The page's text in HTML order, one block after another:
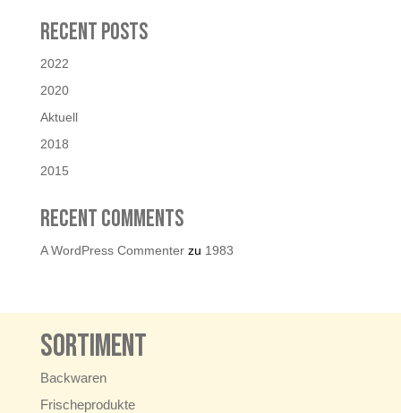
Recent Posts
2022
2020
Aktuell
2018
2015
Recent Comments
A WordPress Commenterzu 1983
Sortiment
Backwaren
Frischeprodukte